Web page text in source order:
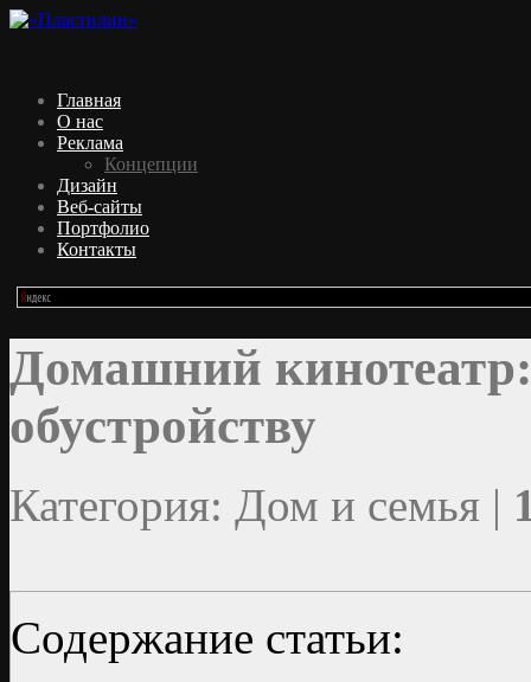
Главная
О нас
Реклама
Концепции
Дизайн
Веб-сайты
Портфолио
Контакты
Домашний кинотеатр:
обустройству
Категория: Дом и семья |
Содержание статьи: